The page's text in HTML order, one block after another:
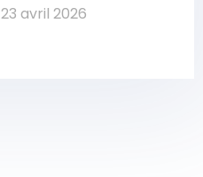
moléculaire
pour le pétrole
23 avril 2026